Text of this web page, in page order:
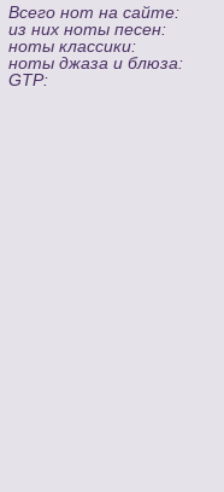
Всего нот на сайте:
из них ноты песен:
ноты классики:
ноты джаза и блюза:
GTP: